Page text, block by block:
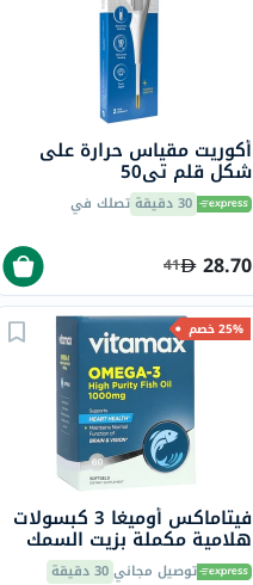
أكوريت مقياس حرارة على
شكل قلم تي50
30 دقيقة تصلك في
28.70
41
25% خصم
فيتاماكس أوميغا 3 كبسولات
هلامية مكملة بزيت السمك
1000 ملجم حزمة من 60 توصيل مجاني30 دقيقة